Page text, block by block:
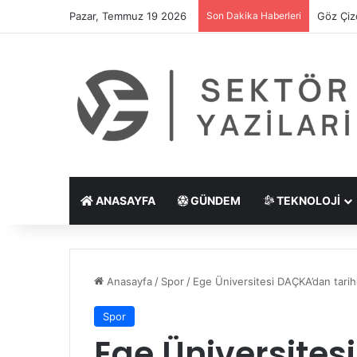
Pazar, Temmuz 19 2026 Son Dakika Haberleri Göz
ANASAYFA GÜNDEM TEKNOLOJI
Anasayfa/ Spor/ Ege Üniversitesi DAÇKA’dan
Spor